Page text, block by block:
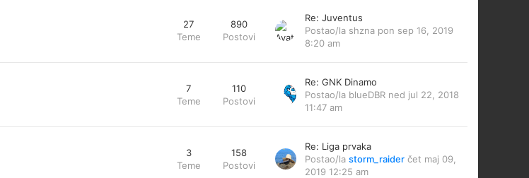
27
Teme
890
Postovi
Re: Juventus
Postao/la shzna pon sep 16, 2019
8:20 am
7
Teme
110
Postovi
Re: GNK Dinamo
Postao/la blueDBR ned jul 22, 2018
11:47 am
3
Teme
158
Postovi
Re: Liga prvaka
Postao/la storm_raider čet maj 09,
2019 12:25 am